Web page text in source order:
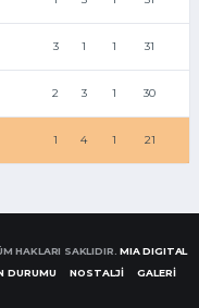
3 1 1 31
2 3 1 30
1 4 1 21
HAKLARI SAKLIDIR.MIA DIGITAL
DURUMU NOSTALJİ
GALERİ